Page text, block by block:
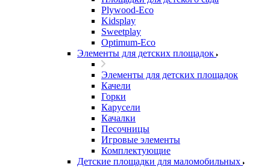
Plywood-Eco
Kidsplay
Sweetplay
Оptimum-Еco
Элементы для детских площадок
Элементы для детских площадок
Качели
Горки
Карусели
Качалки
Песочницы
Игровые элементы
Комплектующие
Детские площадки для маломобильных